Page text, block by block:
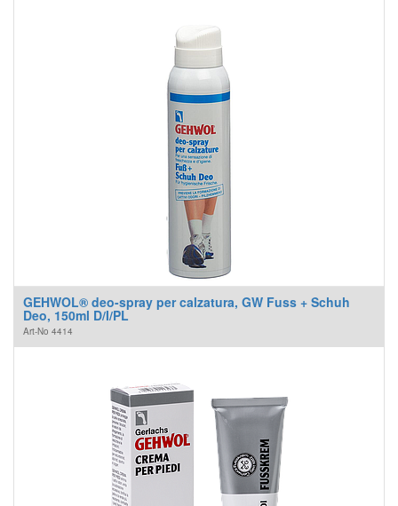
GEHWOL® deo-spray per calzatura, GW Fuss + Schuh
Deo, 150ml D/I/PL
Art-No 4414